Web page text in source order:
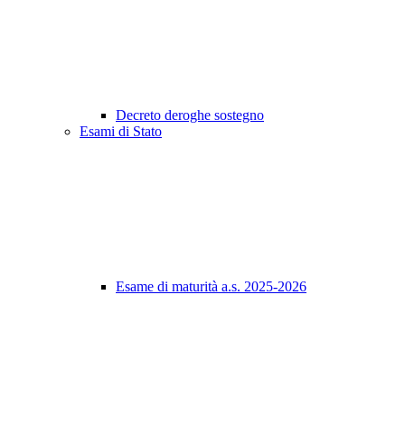
Decreto deroghe sostegno
Esami di Stato
Esame di maturità a.s. 2025-2026